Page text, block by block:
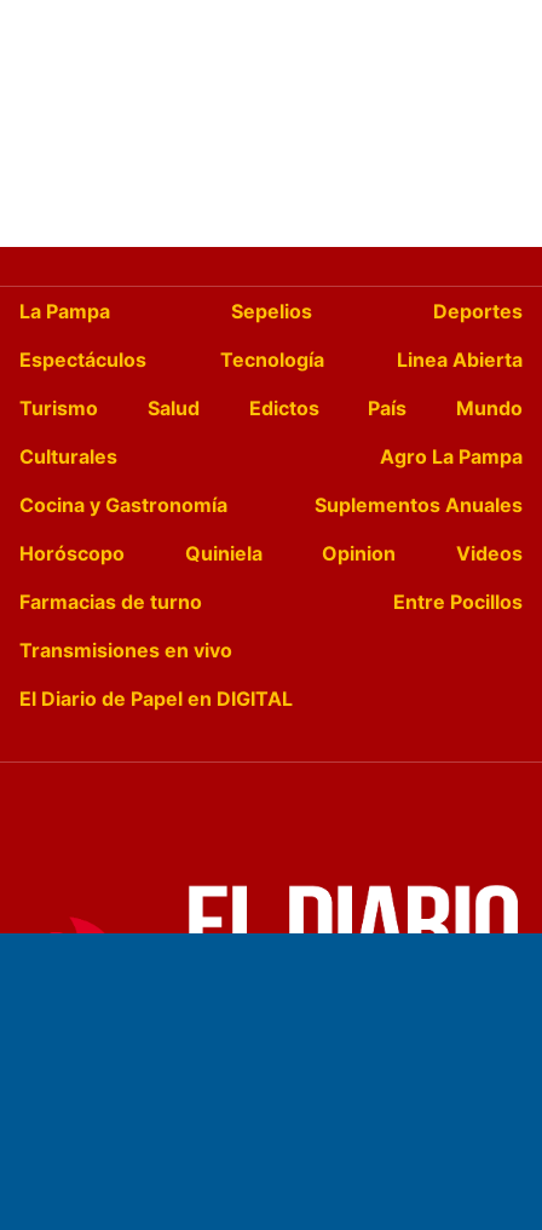
La Pampa Sepelios
Deportes
Espectáculos
Tecnología
Linea Abierta
Turismo
Salud Edictos País
Mundo
Culturales
Agro La Pampa
Cocina y Gastronomía
Suplementos Anuales
Horóscopo
Quiniela Opinion
Videos
Farmacias de turno
Entre Pocillos
Transmisiones en vivo
El Diario de Papel en DIGITAL